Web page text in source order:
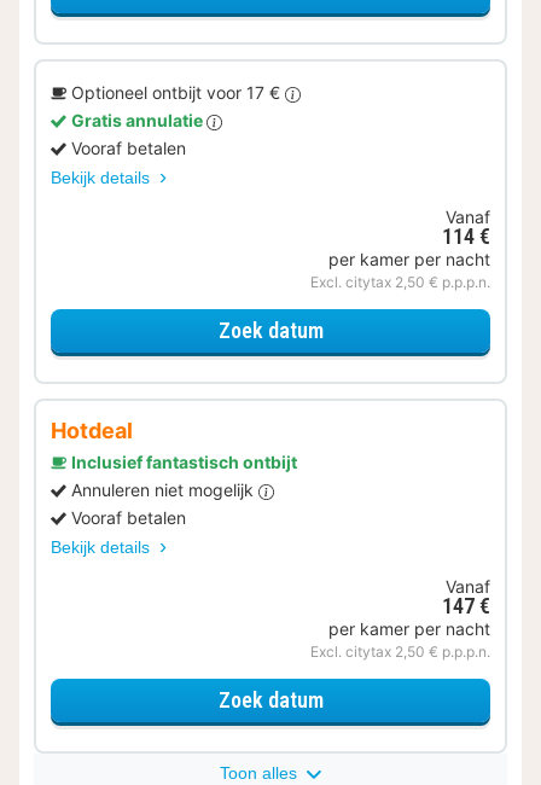
Optioneel ontbijt voor 17 €
Gratis annulatie
Vooraf betalen
Bekijk details
Vanaf
114 €
per kamer per nacht
Excl. citytax 2,50 € p.p.p.n.
Zoek datumvoor Trendy Kamer
Hotdeal
Inclusief fantastisch ontbijt
Annuleren niet mogelijk
Vooraf betalen
Bekijk details
Vanaf
147 €
per kamer per nacht
Excl. citytax 2,50 € p.p.p.n.
Zoek datumvoor Trendy Kamer
Toon alles